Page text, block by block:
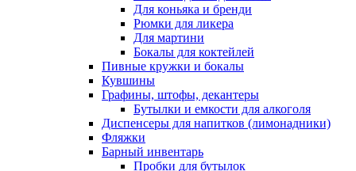
Для коньяка и бренди
Рюмки для ликера
Для мартини
Бокалы для коктейлей
Пивные кружки и бокалы
Кувшины
Графины, штофы, декантеры
Бутылки и емкости для алкоголя
Диспенсеры для напитков (лимонадники)
Фляжки
Барный инвентарь
Пробки для бутылок